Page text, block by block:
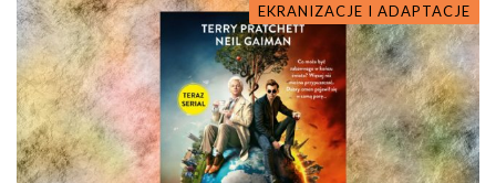
EKRANIZACJE I ADAPTACJE